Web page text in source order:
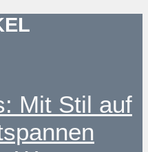
Mit Stil auf